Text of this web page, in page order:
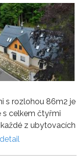
s rozlohou 86m2 je
s celkem čtyřmi
z ubytovacích